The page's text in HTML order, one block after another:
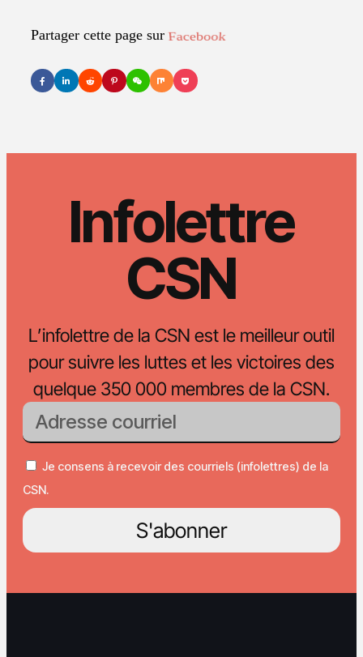
Partager cette page sur LinkedIn
Infolettre
CSN
L’infolettre de la CSN est le meilleur outil
pour suivre les luttes et les victoires des
quelque 350 000 membres de la CSN.
Je consens à recevoir des courriels (infolettres) de la
CSN.
S'abonner